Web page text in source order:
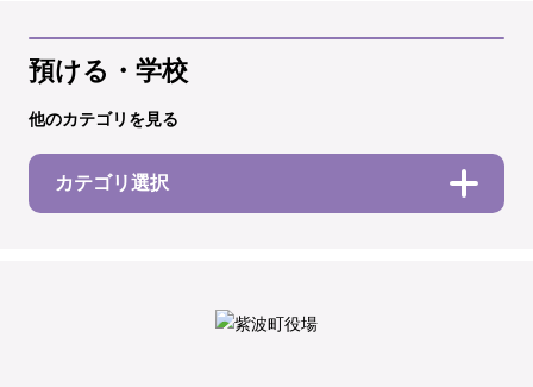
預ける・学校
他のカテゴリを見る
カテゴリ選択